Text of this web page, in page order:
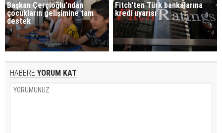
Başkan Çerçioğlu’ndan
çocukların gelişimine tam
destek
Fitch'ten Türk bankalarına
kredi uyarısı
HABERE YORUM KAT